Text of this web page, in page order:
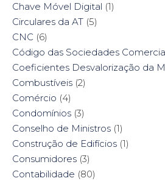
Chave Móvel Digital (1)
Circulares da AT (5)
CNC (6)
Código das Sociedades
Coeficientes Desvalorização da
Combustíveis (2)
Comércio (4)
Condomínios (3)
Conselho de Ministros (1)
Construção de Edifícios (1)
Consumidores (3)
Contabilidade (80)